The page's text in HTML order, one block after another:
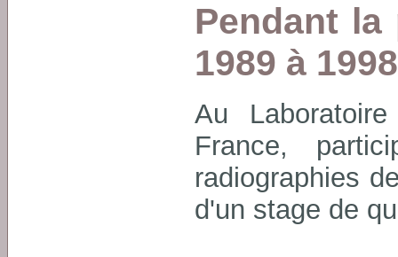
Pendant
1989 à 1998
Au
France,
radiographies
d'un stage de